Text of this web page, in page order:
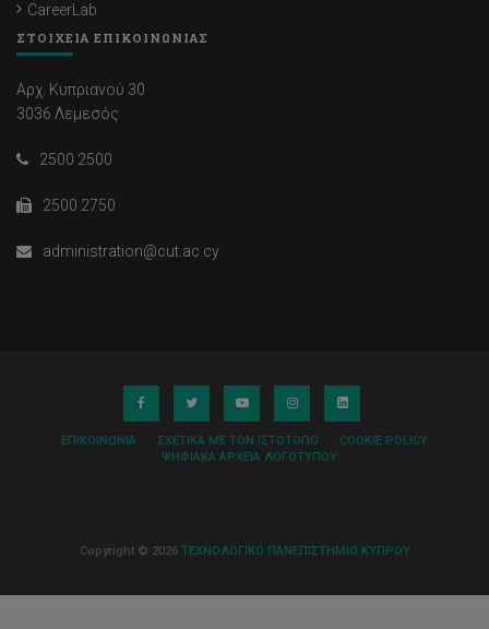
CareerLab
ΣΤΟΙΧΕΙΑ ΕΠΙΚΟΙΝΩΝΙΑΣ
Αρχ. Κυπριανού 30
3036 Λεμεσός
2500 2500
2500 2750
administration@cut.ac.cy
ΕΠΙΚΟΙΝΩΝΊΑ ΣΧΕΤΙΚΆ ΜΕ ΤΟΝ ΙΣΤΌΤΟΠΟ
COOKIE POLICY
ΨΗΦΙΑΚΆ ΑΡΧΕΊΑ ΛΟΓΌΤΥΠΟΥ
Copyright © 2026 ΤΕΧΝΟΛΟΓΙΚΟ ΠΑΝΕΠΙΣΤΗΜΙΟ ΚΥΠΡΟΥ